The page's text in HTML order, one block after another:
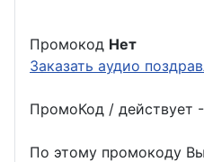
Промокод Нет
Заказать аудио
ПромоКод / действует
По этому промокоду